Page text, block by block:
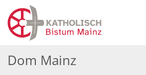
Zum Inhalt springen
Dom Mainz